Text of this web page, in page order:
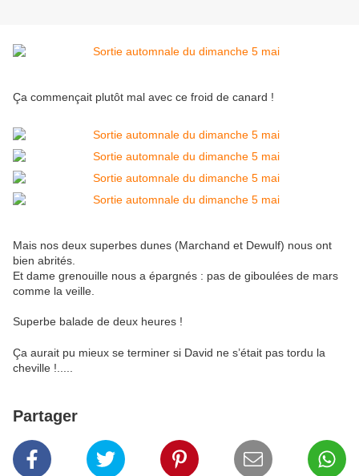
Ça commençait plutôt mal avec ce froid de canard !
Mais nos deux superbes dunes (Marchand et Dewulf) nous ont
bien abrités.
Et dame grenouille nous a épargnés : pas de giboulées de mars
comme la veille.
Superbe balade de deux heures !
Ça aurait pu mieux se terminer si David ne s’était pas tordu la
cheville !.....
Partager